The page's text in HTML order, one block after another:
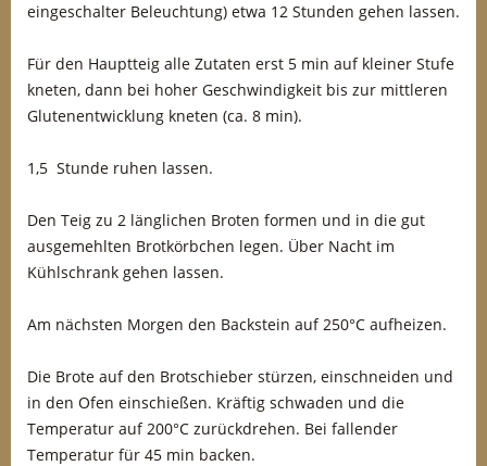
eingeschalter Beleuchtung) etwa 12 Stunden gehen lassen.
Für den Hauptteig alle Zutaten erst 5 min auf kleiner Stufe
kneten, dann bei hoher Geschwindigkeit bis zur mittleren
Glutenentwicklung kneten (ca. 8 min).
1,5 Stunde ruhen lassen.
Den Teig zu 2 länglichen Broten formen und in die gut
ausgemehlten Brotkörbchen legen. Über Nacht im
Kühlschrank gehen lassen.
Am nächsten Morgen den Backstein auf 250°C aufheizen.
Die Brote auf den Brotschieber stürzen, einschneiden und
in den Ofen einschießen. Kräftig schwaden und die
Temperatur auf 200°C zurückdrehen. Bei fallender
Temperatur für 45 min backen.